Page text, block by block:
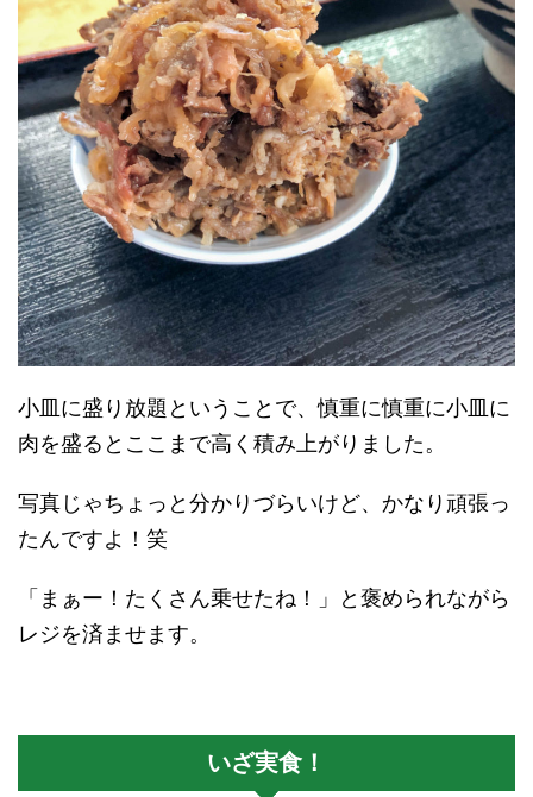
小皿に盛り放題ということで、慎重に慎重に小皿に
肉を盛るとここまで高く積み上がりました。
写真じゃちょっと分かりづらいけど、かなり頑張っ
たんですよ！笑
「まぁー！たくさん乗せたね！」と褒められながら
レジを済ませます。
いざ実食！